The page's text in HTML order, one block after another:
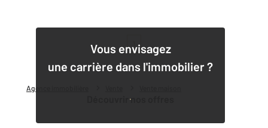
Agence immobilière
Vous envisagez
une carrière dans l'immobilier ?
Découvrir nos offres
1